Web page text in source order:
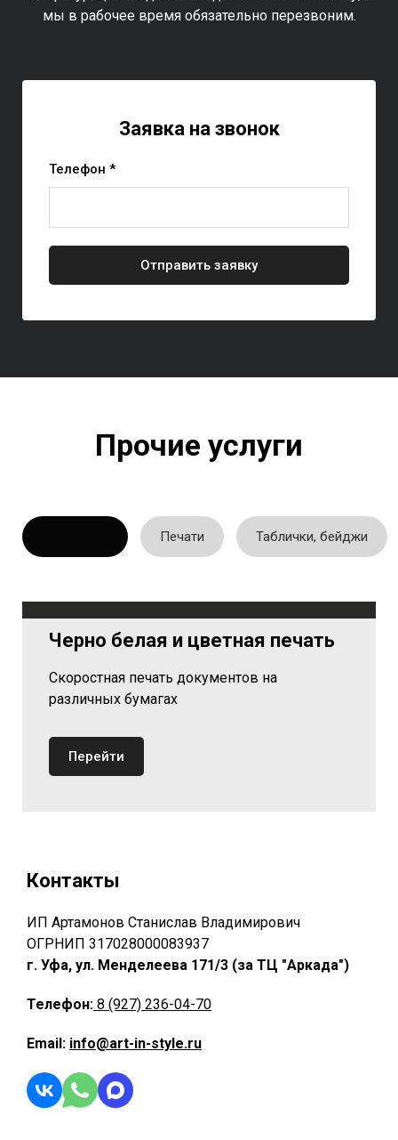
мы в рабочее время обязательно перезвоним.
Заявка на звонок
Телефон *
Отправить заявку
Прочие услуги
Печати Таблички, бейджи
Черно белая и цветная печать
Скоростная печать документов на
различных бумагах
Перейти
Контакты
ИП Артамонов Станислав Владимирович
ОГРНИП 317028000083937
г. Уфа, ул. Менделеева 171/3 (за ТЦ "Аркада")
Телефон: 8 (927) 236-04-70
Email: info@art-in-style.ru